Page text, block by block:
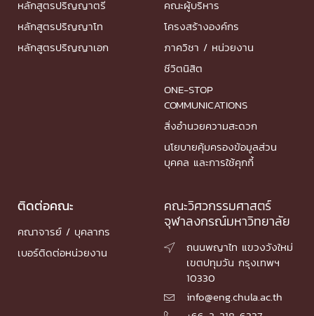
หลักสูตรปริญญาตรี
หลักสูตรปริญญาโท
หลักสูตรปริญญาเอก
คณะผู้บริหาร
โครงสร้างองค์กร
ภาควิชา / หน่วยงาน
ชีวิตนิสิต
ONE-STOP
COMMUNICATIONS
สิ่งอำนวยความสะดวก
นโยบายคุ้มครองข้อมูลส่วน
บุคคล และการใช้คุกกี้
ติดต่อคณะ
คณาจารย์ / บุคลากร
เบอร์ติดต่อหน่วยงาน
คณะวิศวกรรมศาสตร์
จุฬาลงกรณ์มหาวิทยาลัย

ถนนพญาไท แขวงวังใหม่
เขตปทุมวัน กรุงเทพฯ
10330
 info@eng.chula.ac.th